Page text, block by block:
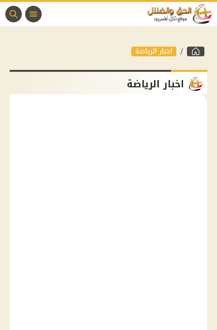
اخبار الرياضة
اخبار الرياضة